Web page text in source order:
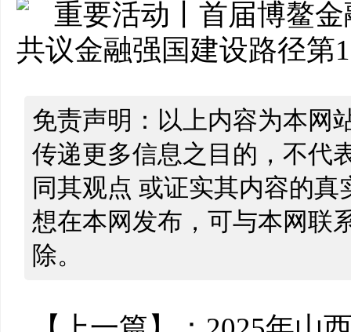
免责声明：以上内容为本网
传递更多信息之目的，不代
同其观点 或证实其内容的
想在本网发布，可与本网联
除。